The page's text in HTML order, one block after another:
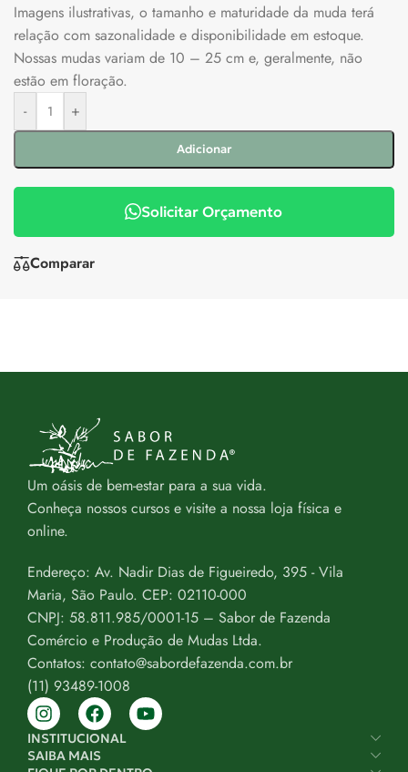
Imagens ilustrativas, o tamanho e maturidade da muda terá
relação com sazonalidade e disponibilidade em estoque.
Nossas mudas variam de 10 – 25 cm e, geralmente, não
estão em floração.
-
+
Adicionar
Solicitar Orçamento
Comparar
Um oásis de bem-estar para a sua vida.
Conheça nossos cursos e visite a nossa loja física e
online.
Endereço: Av. Nadir Dias de Figueiredo, 395 - Vila
Maria, São Paulo. CEP: 02110-000
CNPJ: 58.811.985/0001-15 – Sabor de Fazenda
Comércio e Produção de Mudas Ltda.
Contatos: contato@sabordefazenda.com.br
(11) 93489-1008
INSTITUCIONAL
SAIBA MAIS